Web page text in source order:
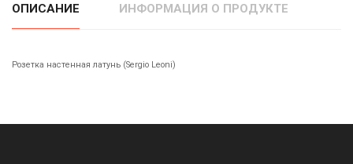
ОПИСАНИЕ ИНФОРМАЦИЯ О ПРОДУКТЕ
Розетка настенная латунь (Sergio Leoni)